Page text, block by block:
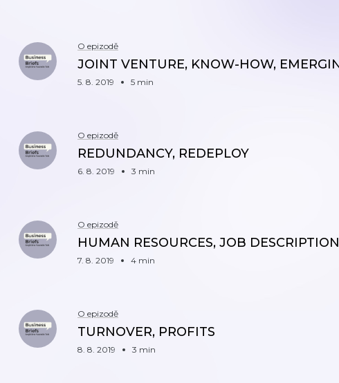
O epizodě
JOINT VENTURE, KNOW-HOW,
5. 8. 2019 5 min
O epizodě
REDUNDANCY, REDEPLOY
6. 8. 2019 3 min
O epizodě
HUMAN RESOURCES, JOB DESCRIPTION
7. 8. 2019 4 min
O epizodě
TURNOVER, PROFITS
8. 8. 2019 3 min